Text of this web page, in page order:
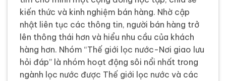
kiến thức và kinh nghiệm bán hàng. Nhờ cập
nhật liên tục các thông tin, người bán hàng trở
lên thông thái hơn và hiểu nhu cầu của khách
hàng hơn. Nhóm “Thế giới lọc nước-Nơi giao lưu
hỏi đáp” là nhóm hoạt động sôi nổi nhất trong
ngành lọc nước được Thế giới lọc nước và các